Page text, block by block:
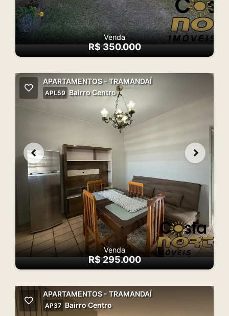
Venda
R$ 350.000
APARTAMENTOS - TRAMANDAÍ
APL59 Bairro Centro
Venda
R$ 295.000
APARTAMENTOS - TRAMANDAÍ
AP37 Bairro Centro